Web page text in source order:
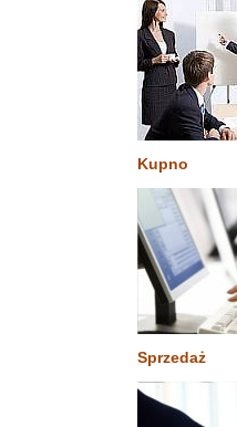
Kupno
Sprzedaż